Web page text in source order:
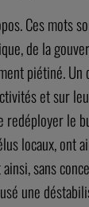
Ces mots
de la
piétiné.
et sur
le
locaux, ont
sans
une